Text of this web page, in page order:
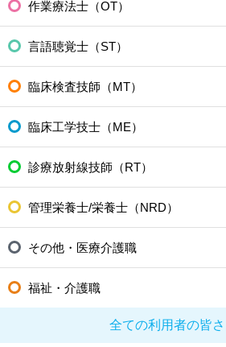
作業療法士（OT）
言語聴覚士（ST）
臨床検査技師（MT）
臨床工学技士（ME）
診療放射線技師（RT）
管理栄養士/栄養士（NRD）
その他・医療介護職
福祉・介護職
全ての利用者の皆